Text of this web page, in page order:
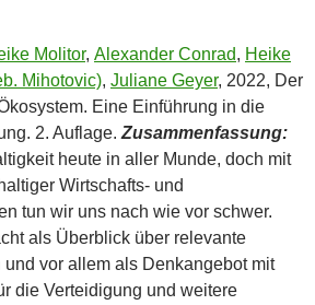
Molitor, Alexander Conrad, Heike
Mihotovic), Juliane Geyer, 2022, Der
Eine Einführung in die
2. Auflage. Zusammenfassung:
heute in aller Munde, doch mit
Wirtschafts- und
tun wir uns nach wie vor schwer.
als Überblick über relevante
und vor allem als Denkangebot mit
die Verteidigung und weitere